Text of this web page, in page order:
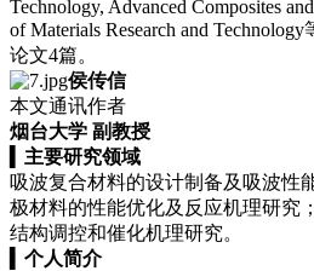
Technology, Advanced Composites
of Materials Research and
论文4篇。
侯传信
本文通讯作者
烟台大学 副教授
主要研究领域
吸波复合材料的设计制备及吸波性
极材料的性能优化及反应机理研究
结构调控和催化机理研究。
个人简介